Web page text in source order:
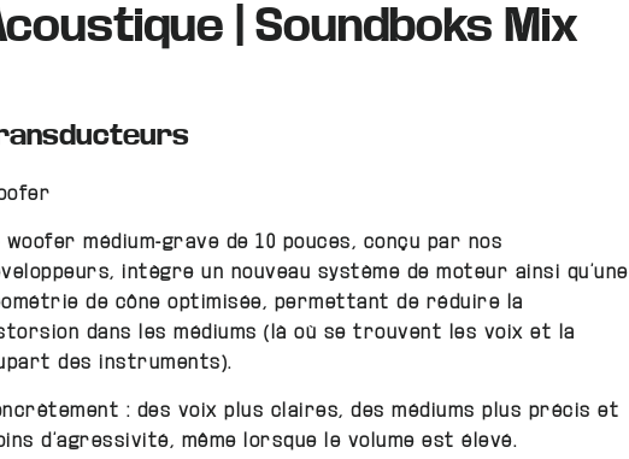
| Soundboks Mix
woofer médium-grave de 10 pouces, conçu par nos
intègre un nouveau système de moteur ainsi qu’une
de cône optimisée, permettant de réduire la
dans les médiums (là où se trouvent les voix et la
des instruments).
: des voix plus claires, des médiums plus précis et
d’agressivité, même lorsque le volume est élevé.